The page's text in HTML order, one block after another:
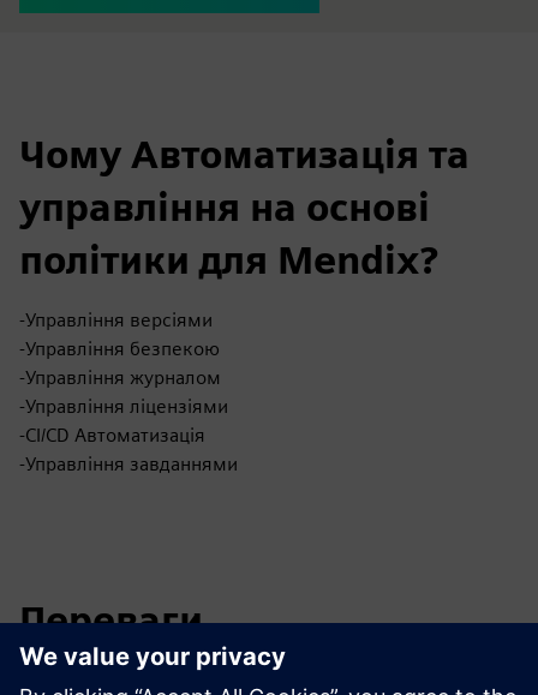
Чому Автоматизація та
управління на основі
політики для Mendix?
-Управління версіями
-Управління безпекою
-Управління журналом
-Управління ліцензіями
-CI/CD Автоматизація
-Управління завданнями
Переваги